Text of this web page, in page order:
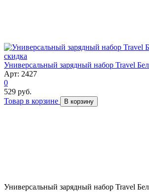
скидка
Универсальный зарядный набор Travel
Арт: 2427
0
529 руб.
Товар в корзине
В корзину
Универсальный зарядный набор Travel